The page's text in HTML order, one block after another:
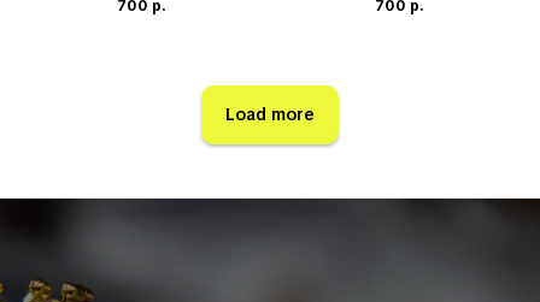
700 р. 700 р.
Load more